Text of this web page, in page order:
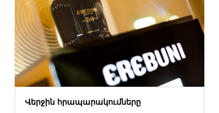
Վերջին հրապարակումները